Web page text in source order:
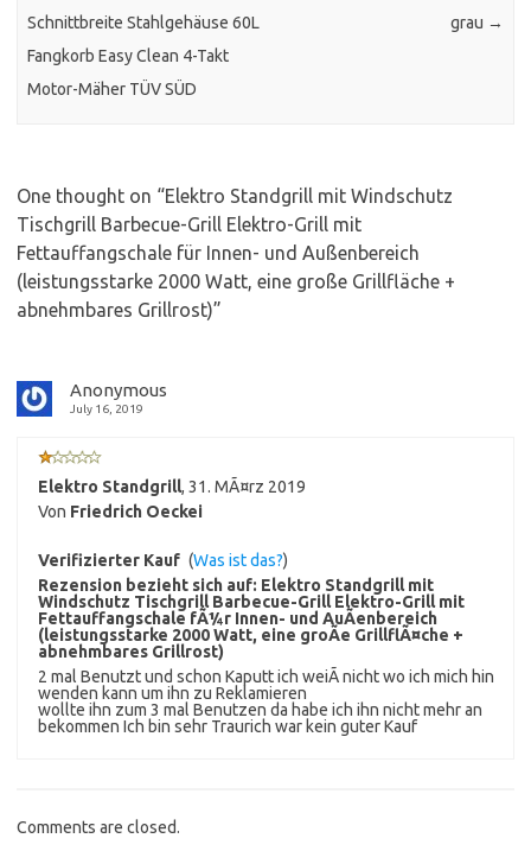
Schnittbreite Stahlgehäuse 60L
Fangkorb Easy Clean 4-Takt
Motor-Mäher TÜV SÜD
grau →
One thought on “Elektro Standgrill mit Windschutz
Tischgrill Barbecue-Grill Elektro-Grill mit
Fettauffangschale für Innen- und Außenbereich
(leistungsstarke 2000 Watt, eine große Grillfläche +
abnehmbares Grillrost)”
Anonymous
July 16, 2019
Elektro Standgrill, 31. MÃ¤rz 2019
Von Friedrich Oeckei
Verifizierter Kauf (Was ist das?)
Rezension bezieht sich auf: Elektro Standgrill mit
Windschutz Tischgrill Barbecue-Grill Elektro-Grill mit
Fettauffangschale fÃ¼r Innen- und AuÃenbereich
(leistungsstarke 2000 Watt, eine groÃe GrillflÃ¤che +
abnehmbares Grillrost)
2 mal Benutzt und schon Kaputt ich weiÃ nicht wo ich mich hin
wenden kann um ihn zu Reklamieren
wollte ihn zum 3 mal Benutzen da habe ich ihn nicht mehr an
bekommen Ich bin sehr Traurich war kein guter Kauf
Comments are closed.